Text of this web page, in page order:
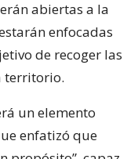
abiertas a la
enfocadas
de recoger las
territorio.
un elemento
enfatizó que